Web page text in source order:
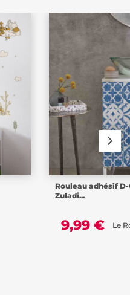
Rouleau adhésif
Zuladi...
9,99 € Le